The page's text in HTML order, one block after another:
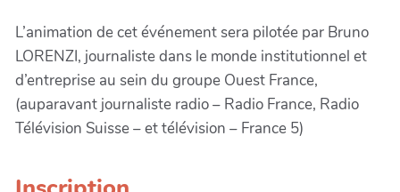
L’animation de cet événement sera pilotée par Bruno
LORENZI, journaliste dans le monde institutionnel et
d’entreprise au sein du groupe Ouest France,
(auparavant journaliste radio – Radio France, Radio
Télévision Suisse – et télévision – France 5)